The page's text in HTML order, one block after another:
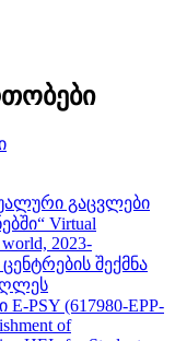
გაცვლები
Virtual
world, 2023-
შექმნა
PSY (617980-EPP-
of